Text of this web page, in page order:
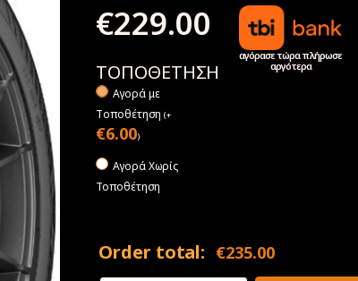
€229.00
αγόρασε τώρα πλήρωσε
αργότερα
ΤΟΠΟΘΕΤΗΣΗ
Αγορά με
Tοποθέτηση(+
€6.00)
Αγορά Χωρίς
Τοποθέτηση
Order total: €235.00